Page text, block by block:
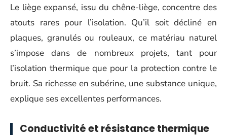
Le liège expansé, issu du chêne-liège, concentre des
atouts rares pour l’isolation. Qu’il soit décliné en
plaques, granulés ou rouleaux, ce matériau naturel
s’impose dans de nombreux projets, tant pour
l’isolation thermique que pour la protection contre le
bruit. Sa richesse en subérine, une substance unique,
explique ses excellentes performances.
Conductivité et résistance thermique